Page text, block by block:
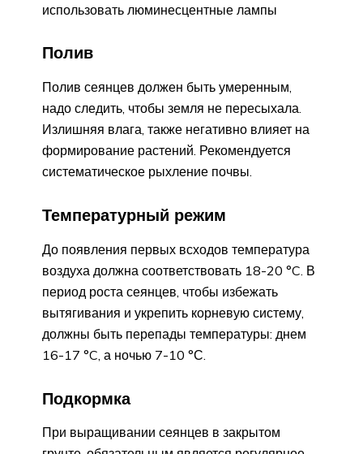
использовать люминесцентные лампы
Полив
Полив сеянцев должен быть умеренным,
надо следить, чтобы земля не пересыхала.
Излишняя влага, также негативно влияет на
формирование растений. Рекомендуется
систематическое рыхление почвы.
Температурный режим
До появления первых всходов температура
воздуха должна соответствовать 18-20 °C. В
период роста сеянцев, чтобы избежать
вытягивания и укрепить корневую систему,
должны быть перепады температуры: днем
16-17 °C, а ночью 7-10 °С.
Подкормка
При выращивании сеянцев в закрытом